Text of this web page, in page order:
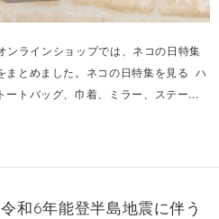
ラインショップでは、ネコの日特集
まとめました。ネコの日特集を見る ハ
ートバッグ、巾着、ミラー、ステー...
和6年能登半島地震に伴う